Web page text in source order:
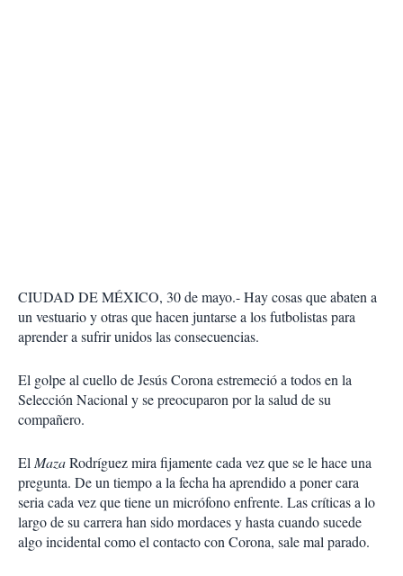
CIUDAD DE MÉXICO, 30 de mayo.- Hay cosas que abaten a
un vestuario y otras que hacen juntarse a los futbolistas para
aprender a sufrir unidos las consecuencias.
El golpe al cuello de Jesús Corona estremeció a todos en la
Selección Nacional y se preocuparon por la salud de su
compañero.
ElMazaRodríguez mira fijamente cada vez que se le hace una
pregunta. De un tiempo a la fecha ha aprendido a poner cara
seria cada vez que tiene un micrófono enfrente. Las críticas a lo
largo de su carrera han sido mordaces y hasta cuando sucede
algo incidental como el contacto con Corona, sale mal parado.